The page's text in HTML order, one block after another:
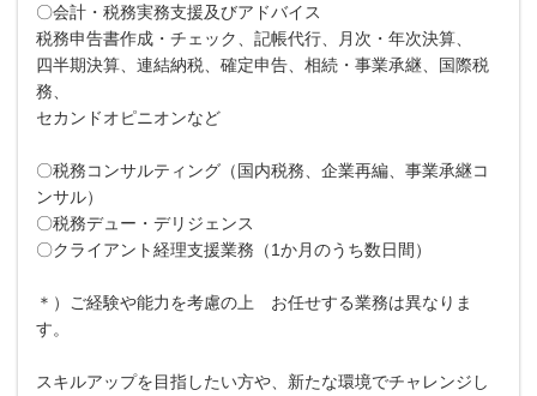
〇会計・税務実務支援及びアドバイス
税務申告書作成・チェック、記帳代行、月次・年次決算、
四半期決算、連結納税、確定申告、相続・事業承継、国際税
務、
セカンドオピニオンなど
〇税務コンサルティング（国内税務、企業再編、事業承継コ
ンサル）
〇税務デュー・デリジェンス
〇クライアント経理支援業務（1か月のうち数日間）
＊）ご経験や能力を考慮の上 お任せする業務は異なりま
す。
スキルアップを目指したい方や、新たな環境でチャレンジし